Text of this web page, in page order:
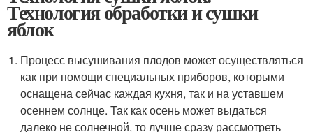
Технология обработки и сушки
яблок
Процесс высушивания плодов может осуществляться
как при помощи специальных приборов, которыми
оснащена сейчас каждая кухня, так и на уставшем
осеннем солнце. Так как осень может выдаться
далеко не солнечной, то лучше сразу рассмотреть